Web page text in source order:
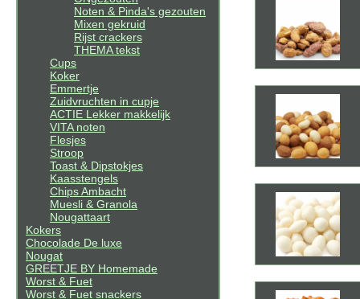
Noten & Pinda's gezouten
Mixen gekruid
Rijst crackers
THEMA tekst
Cups
Koker
Emmertje
Zuidvruchten in cupje
ACTIE Lekker makkelijk
VITA noten
Flesjes
Stroop
Toast & Dipstokjes
Kaasstengels
Chips Ambacht
Muesli & Granola
Nougattaart
Kokers
Chocolade De luxe
Nougat
GREETJE BY Homemade
Worst & Fuet
Worst & Fuet snackers